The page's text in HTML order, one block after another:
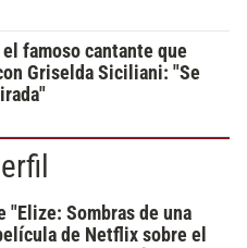
famoso cantante que
Griselda Siciliani: "Se
"Elize: Sombras de una
de Netflix sobre el